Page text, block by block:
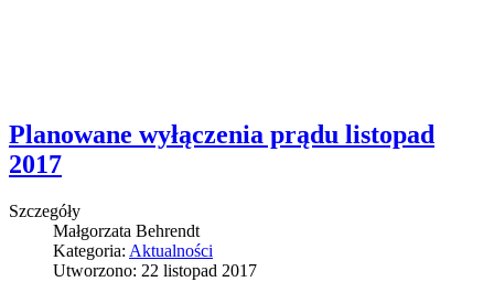
Planowane wyłączenia prądu listopad
2017
Szczegóły
Małgorzata Behrendt
Kategoria: Aktualności
Utworzono: 22 listopad 2017